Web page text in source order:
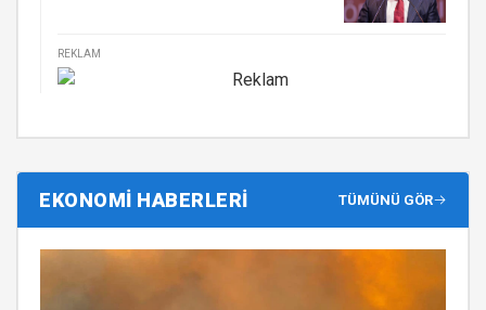
REKLAM
EKONOMİ HABERLERİ TÜMÜNÜ GÖR